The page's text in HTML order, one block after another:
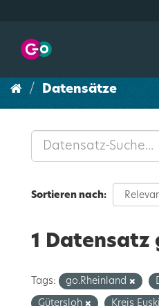
Datensätze
Sortieren nach
1 Datensatz
Tags: go.Rheinland
Gütersloh Kreis